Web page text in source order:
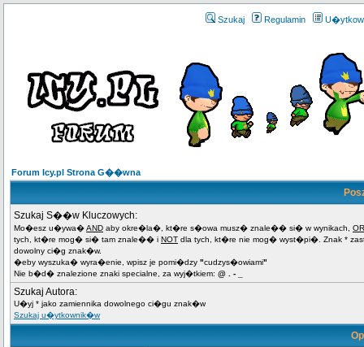
Szukaj Regulamin
Forum Icy.pl Strona G��wna
Szukaj S��w Kluczowych:
Mo�esz u�ywa�AND aby okre�la�, kt�re s�owa musz� znale�� si� w wynikach, OR
tych, kt�re mog� si� tam znale�� i NOT dla tych, kt�re nie mog� wyst�pi�. Znak *
dowolny ci�g znak�w.
�eby wyszuka� wyra�enie, wpisz je pomi�dzy "cudzys�owiami"
Nie b�d� znalezione znaki specialne, za wyj�tkiem: @ . - _
Szukaj Autora:
U�yj * jako zamiennika dowolnego ci�gu znak�w
Szukaj u�ytkownik�w